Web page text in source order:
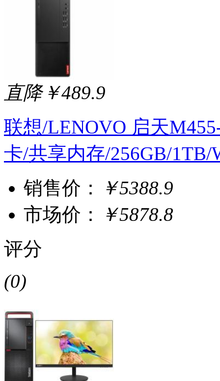
直降￥489.9
联想/LENOVO 启天
卡/共享内存/256GB/1TB/
销售价：
￥5388.9
市场价：
￥5878.8
评分
(0)